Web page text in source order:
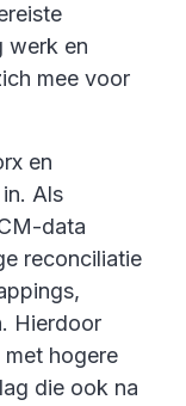
werk en
mee voor
en
Als
data
reconciliatie
Hierdoor
met hogere
die ook na